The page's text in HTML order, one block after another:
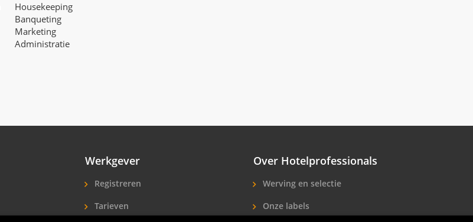
Housekeeping
Banqueting
Marketing
Administratie
Werkgever
Registreren
Tarieven
Over Hotelprofessionals
Werving en selectie
Onze labels